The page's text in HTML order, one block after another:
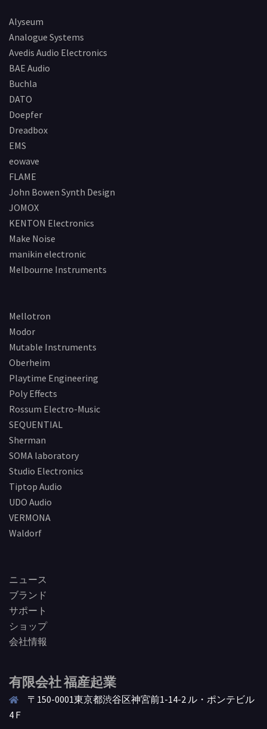
Alyseum
Analogue Systems
Avedis Audio Electronics
BAE Audio
Buchla
DATO
Doepfer
Dreadbox
EMS
eowave
FLAME
John Bowen Synth Design
JOMOX
KENTON Electronics
Make Noise
manikin electronic
Melbourne Instruments
Mellotron
Modor
Mutable Instruments
Oberheim
Playtime Engineering
Poly Effects
Rossum Electro-Music
SEQUENTIAL
Sherman
SOMA laboratory
Studio Electronics
Tiptop Audio
UDO Audio
VERMONA
Waldorf
ニュース
ブランド
サポート
ショップ
会社情報
有限会社 福産起業
〒150-0001東京都渋谷区神宮前1-14-2 ル・ポンテビル
4Ｆ